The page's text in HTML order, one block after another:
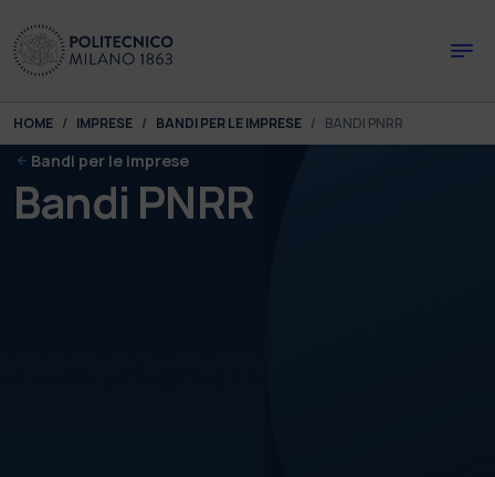
You are here:
HOME IMPRESE BANDI PER LE IMPRESE BANDI PNRR
Bandi per le imprese
Bandi PNRR